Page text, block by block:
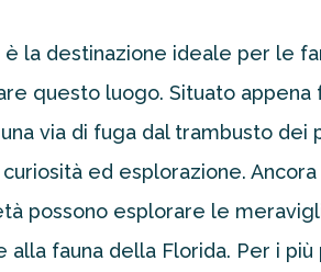
la destinazione ideale per le
questo luogo. Situato appena
via di fuga dal trambusto dei
ed esplorazione.
possono esplorare le
fauna della Florida. Per i